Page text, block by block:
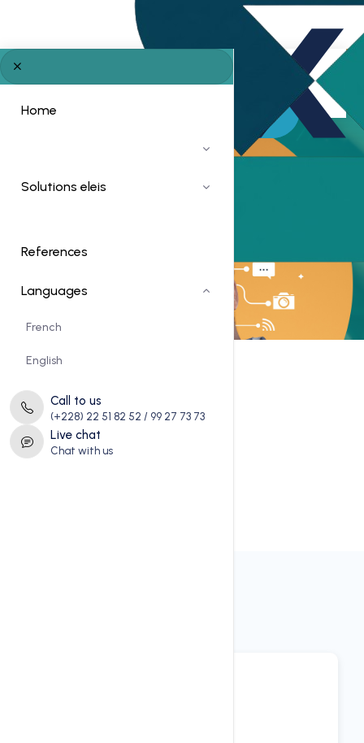
Home
Solutions eleis
References
Languages
French
English
Call to us
(+228) 22 51 82 52 / 99 27 73 73
Live chat
Chat with us
Transform your ideas into digital solutions